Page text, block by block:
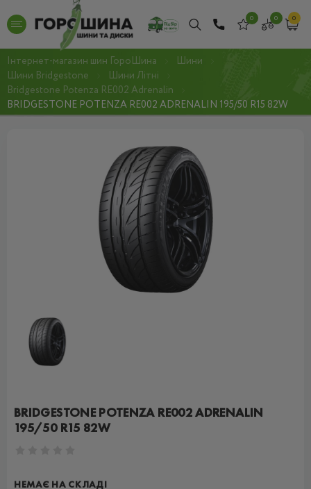
0 0 0
Інтернет-магазин шин ГороШина
Шини
Шини Bridgestone
Шини Літні
Bridgestone Potenza RE002 Adrenalin
BRIDGESTONE POTENZA RE002 ADRENALIN 195/50 R15 82W
BRIDGESTONE POTENZA RE002 ADRENALIN
195/50 R15 82W
НЕМАЄ НА СКЛАДІ